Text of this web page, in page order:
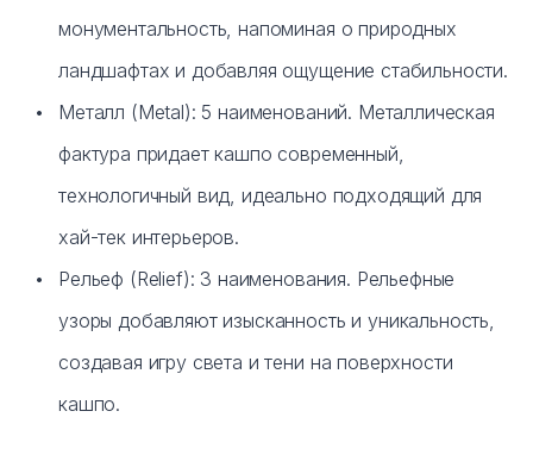
монументальность, напоминая о природных
ландшафтах и добавляя ощущение стабильности.
Металл (Metal): 5 наименований. Металлическая
фактура придает кашпо современный,
технологичный вид, идеально подходящий для
хай-тек интерьеров.
Рельеф (Relief): 3 наименования. Рельефные
узоры добавляют изысканность и уникальность,
создавая игру света и тени на поверхности
кашпо.